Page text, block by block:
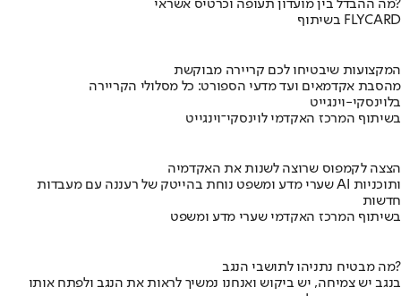
מה ההבדל בין מועדון תעופה וכרטיס אשראי?
בשיתוף FLYCARD
המקצועות שיבטיחו לכם קריירה מבוקשת
מהסבת אקדמאים ועד מדעי הספורט: כל מסלולי הקריירה
בלוינסקי-וינגייט
בשיתוף המרכז האקדמי לוינסקי־וינגייט
הצצה לקמפוס שרוצה לשנות את האקדמיה
שערי מדע ומשפט נוחת בהייטק של רעננה עם מעבדות AI ותוכניות
חדשות
בשיתוף המרכז האקדמי שערי מדע ומשפט
מה מבטיח נתניהו לתושבי הנגב?
בנגב יש צמיחה, יש ביקוש ואנחנו נמשיך לראות את הנגב ולפתח אותו